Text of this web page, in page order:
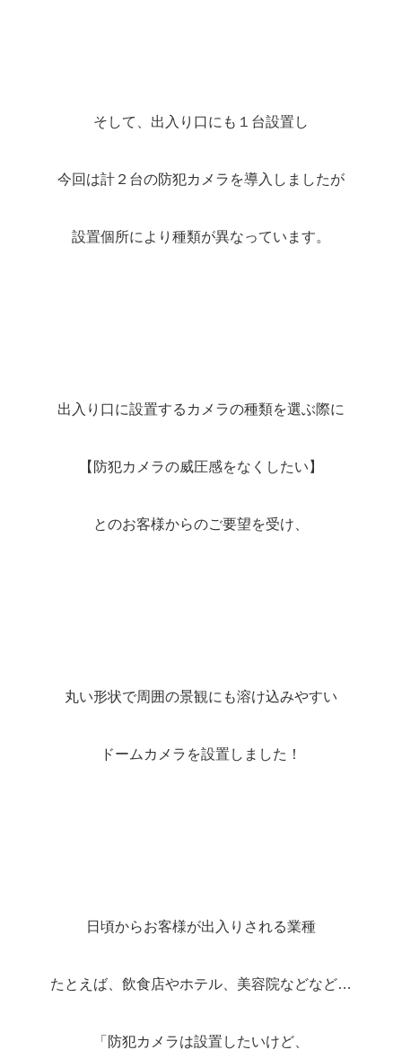
そして、出入り口にも１台設置し
今回は計２台の防犯カメラを導入しましたが
設置個所により種類が異なっています。
出入り口に設置するカメラの種類を選ぶ際に
【防犯カメラの威圧感をなくしたい】
とのお客様からのご要望を受け、
丸い形状で周囲の景観にも溶け込みやすい
ドームカメラを設置しました！
日頃からお客様が出入りされる業種
たとえば、飲食店やホテル、美容院などなど…
「防犯カメラは設置したいけど、